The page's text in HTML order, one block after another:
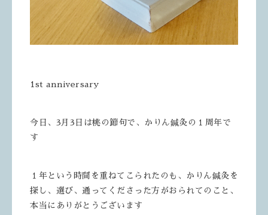
1st anniversary
今日、3月3日は桃の節句で、かりん鍼灸の１周年で
す
１年という時間を重ねてこられたのも、かりん鍼灸を
探し、選び、通ってくださった方がおられてのこと、
本当にありがとうございます